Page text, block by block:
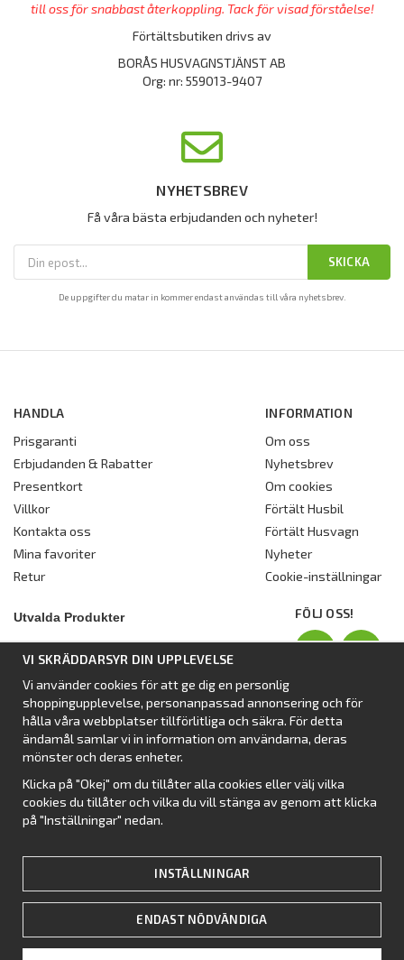
till oss för snabbast återkoppling. Tack för visad förståelse!
Förtältsbutiken drivs av
BORÅS HUSVAGNSTJÄNST AB
Org: nr: 559013-9407
NYHETSBREV
Få våra bästa erbjudanden och nyheter!
SKICKA
De uppgifter du matar in kommer endast användas till våra nyhetsbrev.
HANDLA
Prisgaranti
Erbjudanden & Rabatter
Presentkort
Villkor
Kontakta oss
Mina favoriter
Retur
INFORMATION
Om oss
Nyhetsbrev
Om cookies
Förtält Husbil
Förtält Husvagn
Nyheter
Cookie-inställningar
Utvalda Produkter
Dometic Stuga Rest
Isabellas Året runt tält Villa
Förtält från Dometic
Förtält Isabella
Förtält från SvenskaTält
Nyhet: Campingtält
FÖLJ OSS!
VI SKRÄDDARSYR DIN UPPLEVELSE
Vi använder cookies för att ge dig en personlig
shoppingupplevelse, personanpassad annonsering och för
hålla våra webbplatser tillförlitliga och säkra. För detta
ändamål samlar vi in information om användarna, deras
mönster och deras enheter.
Klicka på "Okej" om du tillåter alla cookies eller välj vilka
cookies du tillåter och vilka du vill stänga av genom att klicka
på "Inställningar" nedan.
INSTÄLLNINGAR
ENDAST NÖDVÄNDIGA